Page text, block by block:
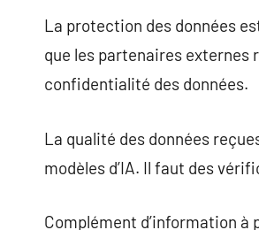
La protection des données
que les partenaires externes
confidentialité des données.
La qualité des données
modèles d’IA. Il faut des
Complément d’information à